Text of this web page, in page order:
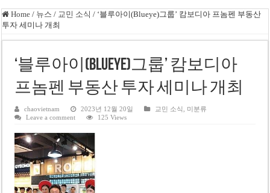
오덕 목사, 32년 베트남 삶 담은 첫 디카시집 ‘한 컷의 서정’ 출간
베트남 화학·플라스틱 기업 납세 상위 10곳 공개…절반은 국영기업
FIFA 인판티노 회장, 유럽 축구계·북미 정치권 불신임 압박 직면
미화원 쪽방 휴게실 논란…허리도 못 펴는 열악한 환경
호찌민시, 올해 국경절 연휴 5일 연속 휴무 확정… 8월 29일~9월 2일
호찌민 Đá Đỏ 수로 정비 사업, 2026년 말 완공 목표
미 국방부, 육군 참모총장 임명 난항
조세심판원, 배우 유연석 30억 세금 불복 청구 기각
Home / 뉴스 / 교민 소식 / ‘블루아이(Blueye)그룹’ 캄보디아 프놈펜 부동산
투자 세미나 개최
‘블루아이(Blueye)그룹’ 캄보디아
프놈펜 부동산 투자 세미나 개최
chaovietnam 2023년 12월 20일 교민 소식
미분류
Leave a comment
125 Views